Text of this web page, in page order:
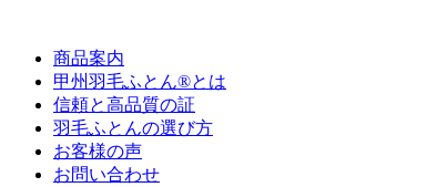
商品案内
甲州羽毛ふとん®とは
信頼と高品質の証
羽毛ふとんの選び方
お客様の声
お問い合わせ